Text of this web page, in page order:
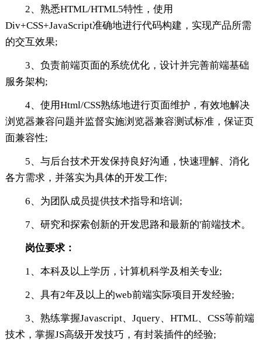
2、熟悉HTML/HTML5特性，使用
Div+CSS+JavaScript准确地进行代码构建，实现产品所需
的交互效果;
3、负责前端页面的系统优化，设计并完善前端基础
服务架构;
4、使用Html/CSS熟练地进行页面维护，有效地解决
浏览器兼容问题并监督实施浏览器兼容测试标准，保证页
面兼容性;
5、与后台技术开发保持良好沟通，快速理解、消化
各方需求，并落实为具体的开发工作;
6、为团队成员提供技术指导和培训;
7、研究和探索创新的开发思路和最新的'前端技术。
岗位要求：
1、本科及以上学历，计算机科学及相关专业;
2、具有2年及以上的web前端实际项目开发经验;
3、熟练掌握Javascript、Jquery、HTML、CSS等前端
技术，掌握JS高级开发技巧，有封装插件的经验;